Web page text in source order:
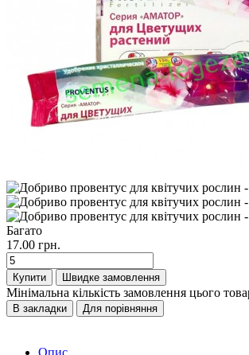
Багато
17.00 грн.
Купити Швидке замовлення
Мінімальна кількість замовлення цього
В закладки Для порівняння
Опис